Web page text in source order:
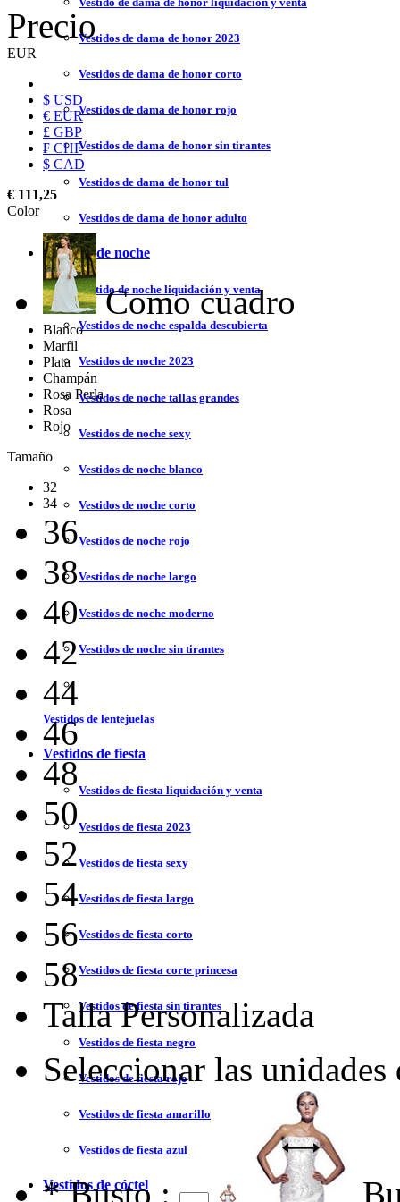
Vestidos de dama de honor 2023
Vestidos de dama de honor corto
Vestidos de dama de honor rojo
Vestidos de dama de honor sin tirantes
Vestidos de dama de honor tul
Vestidos de dama de honor adulto
Vestidos de noche
Vestido de noche liquidación y venta
Vestidos de noche espalda descubierta
Vestidos de noche 2023
Vestidos de noche tallas grandes
Vestidos de noche sexy
Vestidos de noche blanco
Vestidos de noche corto
Vestidos de noche rojo
Vestidos de noche largo
Vestidos de noche moderno
Vestidos de noche sin tirantes
Vestidos de lentejuelas
Vestidos de fiesta
Vestidos de fiesta liquidación y venta
Vestidos de fiesta 2023
Vestidos de fiesta sexy
Vestidos de fiesta largo
Vestidos de fiesta corto
Vestidos de fiesta corte princesa
Vestidos de fiesta sin tirantes
Vestidos de fiesta negro
Vestidos de fiesta rojo
Vestidos de fiesta amarillo
Vestidos de fiesta azul
Vestidos de cóctel
Precio
EUR
$ USD
€ EUR
£ GBP
₣ CHF
$ CAD
€ 111,25
Color
Como cuadro
Blanco
Marfil
Plata
Champán
Rosa Perla
Rosa
Rojo
Tamaño
32
34
36
38
40
42
44
46
48
50
52
54
56
58
Talla Personalizada
Seleccionar las
* Busto :